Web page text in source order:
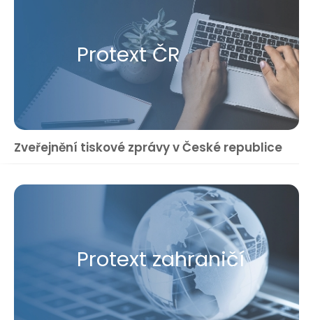
Protext ČR
Zveřejnění tiskové zprávy v České republice
Protext zahraničí